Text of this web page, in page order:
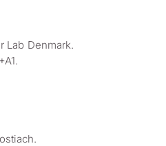
Lab Denmark.